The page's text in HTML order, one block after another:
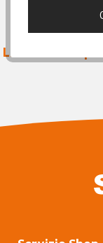
Descrizione
Linea diretta